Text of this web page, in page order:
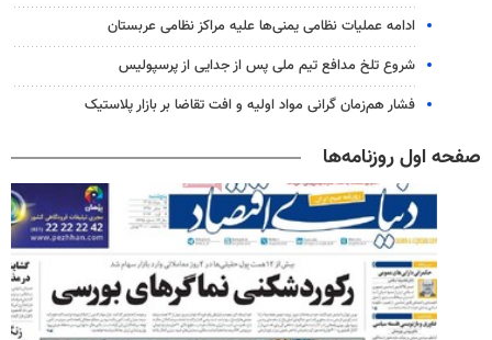
ادامه عملیات نظامی یمنی‌ها علیه مراکز نظامی عربستان
شروع تلخ مدافع تیم ملی پس از جدایی از پرسپولیس
فشار هم‌زمان گرانی مواد اولیه و افت تقاضا بر بازار پلاستیک
صفحه اول روزنامه‌ها